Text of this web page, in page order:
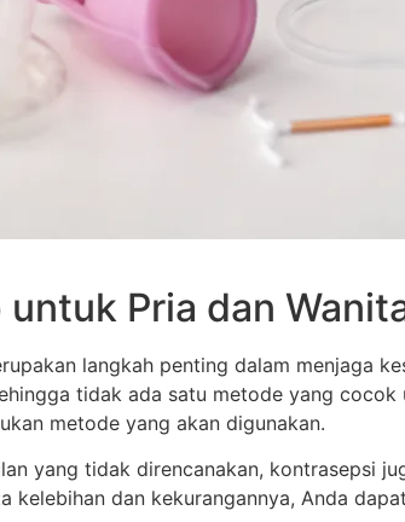
Pria dan
langkah penting dalam menjaga
tidak ada satu metode yang
metode yang akan digunakan.
yang tidak direncanakan, kontrasepsi
kelebihan dan kekurangannya, Anda